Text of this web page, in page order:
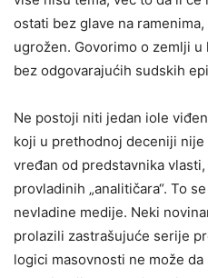
ostati bez glave na
ugrožen. Govorimo o zemlji
bez odgovarajućih sudskih
Ne postoji niti jedan iole
koji u prethodnoj deceniji
vređan od predstavnika
provladinih „analitičara“. To
nevladine medije. Neki
prolazili zastrašujuće serije
logici masovnosti ne može